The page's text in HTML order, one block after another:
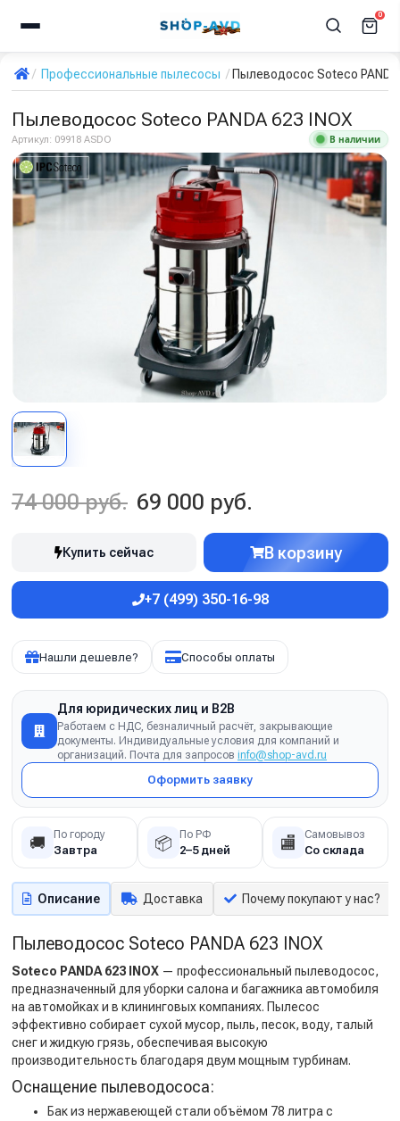
0
Профессиональные пылесосы Пылеводосос Soteco PANDA
Пылеводосос Soteco PANDA 623 INOX
Артикул: 09918 ASDO В наличии
74 000 руб. 69 000 руб.
Купить сейчас В корзину
+7 (499) 350-16-98
Нашли дешевле? Способы оплаты
Для юридических лиц и B2B
Работаем с НДС, безналичный расчёт, закрывающие
документы. Индивидуальные условия для компаний и
организаций. Почта для запросов info@shop-avd.ru
Оформить заявку
🚚 По городу
Завтра 📦 По РФ
2–5 дней 🏬 Самовывоз
Со склада
Описание Доставка Почему покупают у нас?
Пылеводосос Soteco PANDA 623 INOX
Soteco PANDA 623 INOX — профессиональный пылеводосос,
предназначенный для уборки салона и багажника автомобиля
на автомойках и в клининговых компаниях. Пылесос
эффективно собирает сухой мусор, пыль, песок, воду, талый
снег и жидкую грязь, обеспечивая высокую
производительность благодаря двум мощным турбинам.
Оснащение пылеводососа:
Бак из нержавеющей стали объёмом 78 литра с